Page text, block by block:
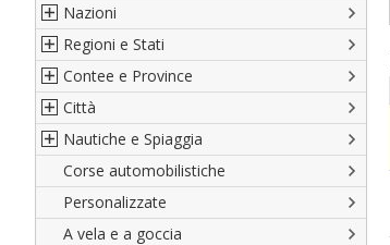
Nazioni
Nord America
Sud America
Europa
Africa
Asia
Oceania
Regioni e Stati
Regioni italiane
Territori Italiani
Stati USA
Francesi
Spagnole
Austriache
Contee e Province
Cantoni Svizzeri
Province Italiane
Province Spagnole
Francia d'oltremare
Territori britannici d'oltremare
Città
Città Italiane
Città spagnole
Città francesi
Città del mondo
Nautiche e Spiaggia
Militari e Mercantili
Codice internazionale nautico
Gran Pavese
Corse automobilistiche
Personalizzate
A vela e a goccia